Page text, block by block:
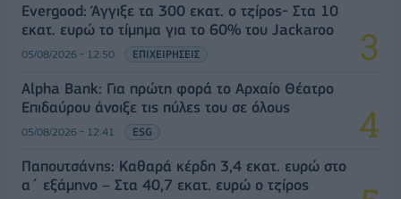
Evergood: Άγγιξε τα 300 εκατ. ο τζίρος- Στα 10
εκατ. ευρώ το τίμημα για το 60% του Jackaroo
05/08/2026 - 12:50 ΕΠΙΧΕΙΡΗΣΕΙΣ
Alpha Bank: Για πρώτη φορά το Αρχαίο Θέατρο
Επιδαύρου άνοιξε τις πύλες του σε όλους
05/08/2026 - 12:41 ESG
Παπουτσάνης: Καθαρά κέρδη 3,4 εκατ. ευρώ στο
α΄ εξάμηνο – Στα 40,7 εκατ. ευρώ ο τζίρος